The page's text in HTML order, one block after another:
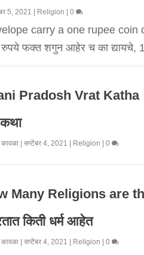
5, 2021 Religion 0
carry a one rupee coin
फक्त शगुन आहेर च का द्यायचे,
Pradosh Vrat Katha
कावळा| सप्टेंबर 4, 2021 Religion 0
Many Religions are
किती धर्म आहेत
कावळा| सप्टेंबर 4, 2021 Religion 0